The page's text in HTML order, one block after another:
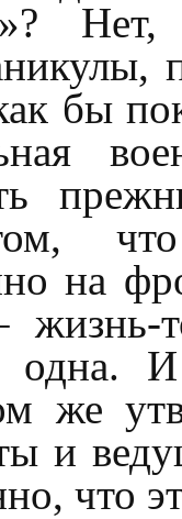
бы
на
одна.
же
и
что